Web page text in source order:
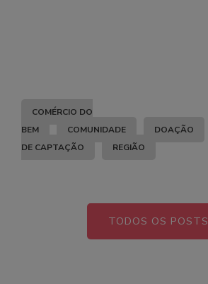
COMÉRCIO DO
BEM
COMUNIDADE DOAÇÃO
DE CAPTAÇÃO
REGIÃO
TODOS OS POSTS